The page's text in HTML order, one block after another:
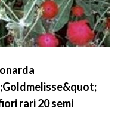
rari 20 semi